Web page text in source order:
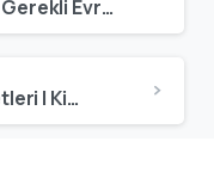
Schengen Vizesi İçin Gerekli Evraklar | Güncel Evrak Listesi ve Başvuru Rehberi
İspanya’da Yaşam Maliyetleri | Kira, Market, Ulaşım, Faturalar ve Güncel Rehber